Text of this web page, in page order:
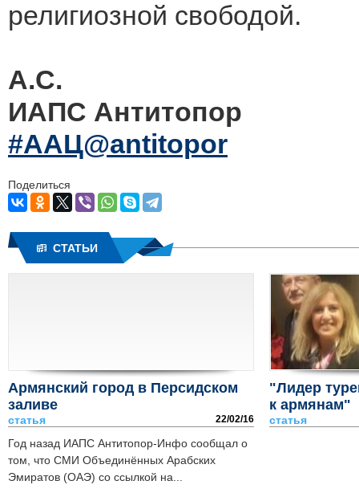
религиозной свободой.
А.С.
ИАПС Антитопор
#ААЦ@antitopor
Поделиться
СТАТЬИ
Армянский город в Персидском
заливе
статья 22/02/16
Год назад ИАПС Антитопор-Инфо сообщал о
том, что СМИ Объединённых Арабских
Эмиратов (ОАЭ) со ссылкой на...
"Лидер
к армянам"
статья